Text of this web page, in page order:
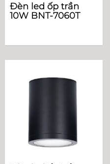
Đèn led ốp trần
10W BNT-7060T